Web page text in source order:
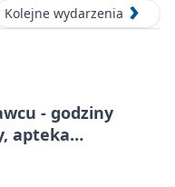
Kolejne wydarzenia
- godziny
apteka